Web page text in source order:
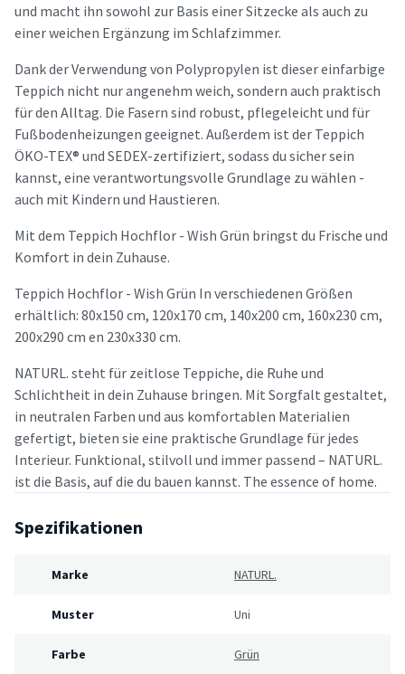
und macht ihn sowohl zur Basis einer Sitzecke als auch zu
einer weichen Ergänzung im Schlafzimmer.
Dank der Verwendung von Polypropylen ist dieser einfarbige
Teppich nicht nur angenehm weich, sondern auch praktisch
für den Alltag. Die Fasern sind robust, pflegeleicht und für
Fußbodenheizungen geeignet. Außerdem ist der Teppich
ÖKO-TEX® und SEDEX-zertifiziert, sodass du sicher sein
kannst, eine verantwortungsvolle Grundlage zu wählen -
auch mit Kindern und Haustieren.
Mit dem Teppich Hochflor - Wish Grün bringst du Frische und
Komfort in dein Zuhause.
Teppich Hochflor - Wish Grün In verschiedenen Größen
erhältlich: 80x150 cm, 120x170 cm, 140x200 cm, 160x230 cm,
200x290 cm en 230x330 cm.
NATURL. steht für zeitlose Teppiche, die Ruhe und
Schlichtheit in dein Zuhause bringen. Mit Sorgfalt gestaltet,
in neutralen Farben und aus komfortablen Materialien
gefertigt, bieten sie eine praktische Grundlage für jedes
Interieur. Funktional, stilvoll und immer passend – NATURL.
ist die Basis, auf die du bauen kannst. The essence of home.
Spezifikationen
Marke NATURL.
Muster Uni
Farbe Grün